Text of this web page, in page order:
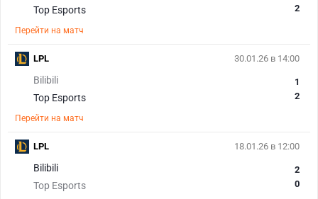
Top Esports
2
Перейти на матч
30.01.26 в 14:00
Bilibili
Top Esports
1
2
Перейти на матч
LPL
18.01.26 в 12:00
Bilibili
Top Esports
2
0
LPL